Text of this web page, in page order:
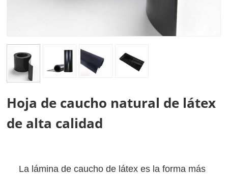
Hoja de caucho natural de látex
de alta calidad
La lámina de caucho de látex es la forma más